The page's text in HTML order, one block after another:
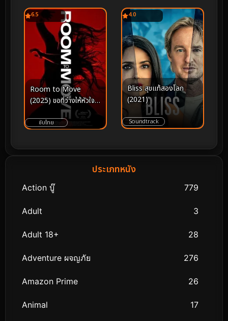
6.5
Room to Move
(2025) ขอที่ว่างให้หัวใจ
ได้เคลื่อนไหว
ซับไทย
4.0
Bliss สุขแท้สองโลก
(2021)
Soundtrack
ประเภทหนัง
Action บู๊ 779
Adult 3
Adult 18+ 28
Adventure ผจญภัย 276
Amazon Prime 26
Animal 17